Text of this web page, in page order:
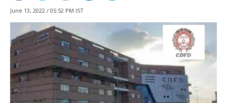
June 13, 2022 / 05:52 PM IST